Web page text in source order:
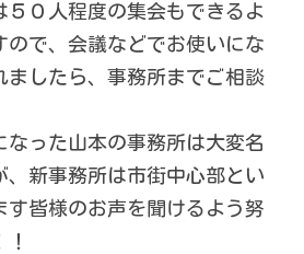
５０人程度の集会もできるよ
ので、会議などでお使いにな
ましたら、事務所までご相談
った山本の事務所は大変名
、新事務所は市街中心部とい
す皆様のお声を聞けるよう努